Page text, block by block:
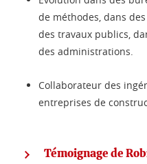
de méthodes, dans
des travaux publics,
des administrations.
Collaborateur des
entreprises de
Témoignage de